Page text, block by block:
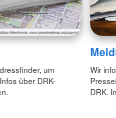
um
über DRK-
Wir
DRK.